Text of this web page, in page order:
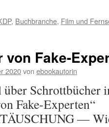
, Buchbranche, Film und
Fake-
2020von ebookautorin
Schrottbücher
Fake-Experten“
—